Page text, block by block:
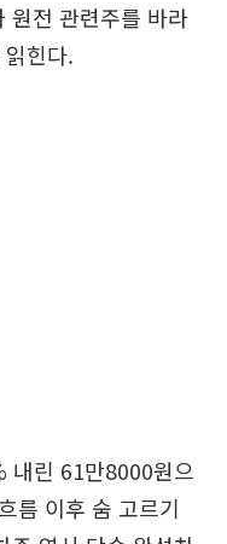
원전 관련주를 바라
힌다.
내린 61만8000원으
름 이후 숨 고르기